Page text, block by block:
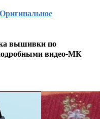
Оригинальное
вышивки по
видео-МК